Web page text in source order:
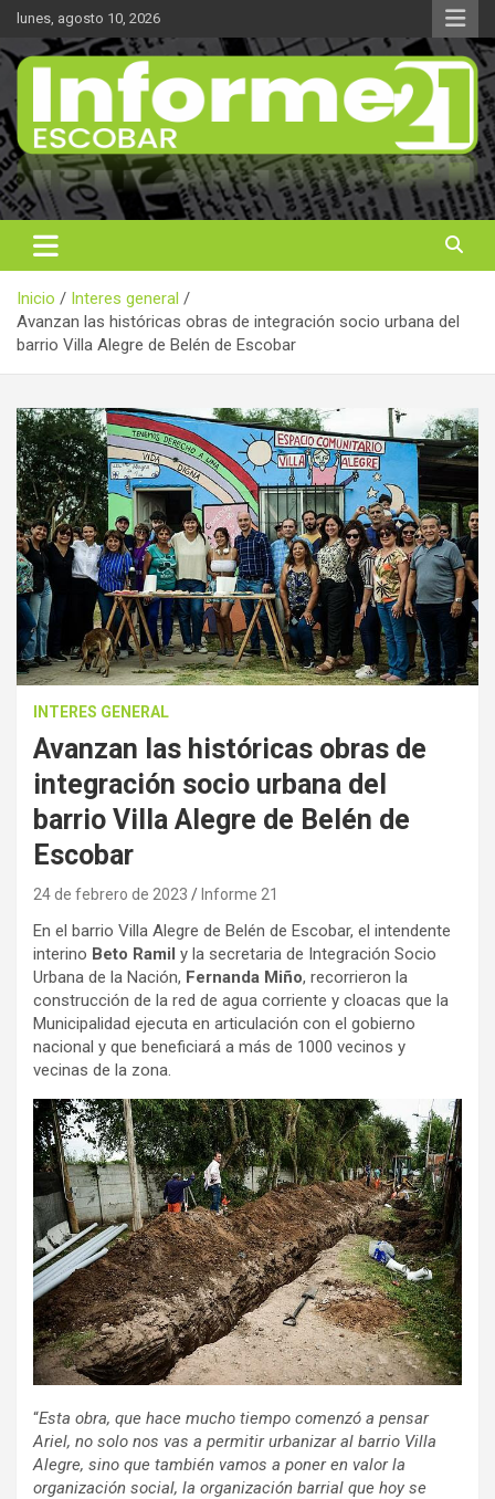
Saltar
contenido
lunes, agosto 10, 2026
Informe 21
Noticas reales
Inicio
Interes general
Avanzan las históricas obras de integración socio urbana del
barrio Villa Alegre de Belén de Escobar
INTERES GENERAL
Avanzan las históricas obras de
integración socio urbana del
barrio Villa Alegre de Belén de
Escobar
24 de febrero de 2023 Informe 21
En el barrio Villa Alegre de Belén de Escobar, el intendente
interino Beto Ramil y la secretaria de Integración Socio
Urbana de la Nación, Fernanda Miño, recorrieron la
construcción de la red de agua corriente y cloacas que la
Municipalidad ejecuta en articulación con el gobierno
nacional y que beneficiará a más de 1000 vecinos y
vecinas de la zona.
“Esta obra, que hace mucho tiempo comenzó a pensar
Ariel, no solo nos vas a permitir urbanizar al barrio Villa
Alegre, sino que también vamos a poner en valor la
organización social, la organización barrial que hoy se